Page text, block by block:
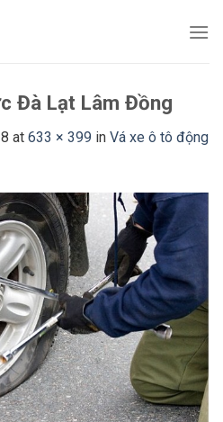
Đà Lạt Lâm Đồng
at 633 × 399 in Vá xe ô tô động